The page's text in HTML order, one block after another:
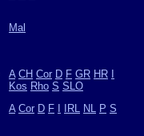
Mal
A CH Cor D F GR HR
Kos Rho S SLO
A Cor D F IRL NL P S